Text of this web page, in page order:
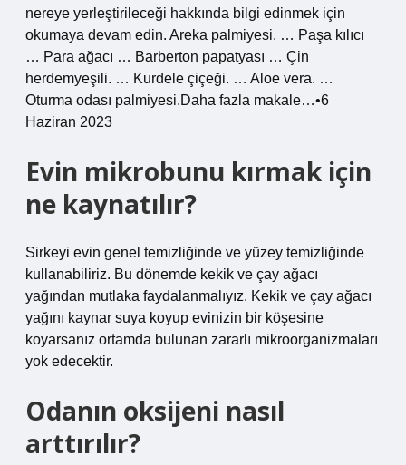
nereye yerleştirileceği hakkında bilgi edinmek için
okumaya devam edin. Areka palmiyesi. … Paşa kılıcı
… Para ağacı … Barberton papatyası … Çin
herdemyeşili. … Kurdele çiçeği. … Aloe vera. …
Oturma odası palmiyesi.Daha fazla makale…•6
Haziran 2023
Evin mikrobunu kırmak için
ne kaynatılır?
Sirkeyi evin genel temizliğinde ve yüzey temizliğinde
kullanabiliriz. Bu dönemde kekik ve çay ağacı
yağından mutlaka faydalanmalıyız. Kekik ve çay ağacı
yağını kaynar suya koyup evinizin bir köşesine
koyarsanız ortamda bulunan zararlı mikroorganizmaları
yok edecektir.
Odanın oksijeni nasıl
arttırılır?